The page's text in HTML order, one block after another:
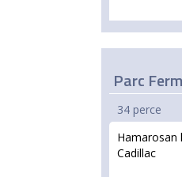
Parc
34 perce
Hamarosan
Cadillac